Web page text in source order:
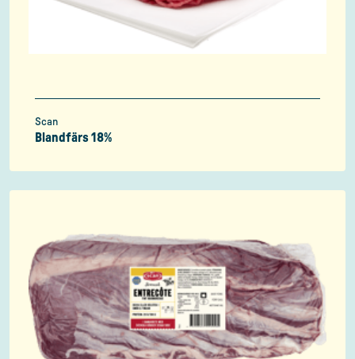
Scan
Blandfärs 18%